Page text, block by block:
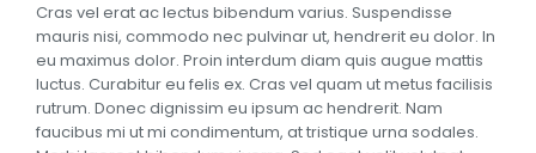
Cras vel erat ac lectus bibendum varius. Suspendisse
mauris nisi, commodo nec pulvinar ut, hendrerit eu dolor. In
eu maximus dolor. Proin interdum diam quis augue mattis
luctus. Curabitur eu felis ex. Cras vel quam ut metus facilisis
rutrum. Donec dignissim eu ipsum ac hendrerit. Nam
faucibus mi ut mi condimentum, at tristique urna sodales.